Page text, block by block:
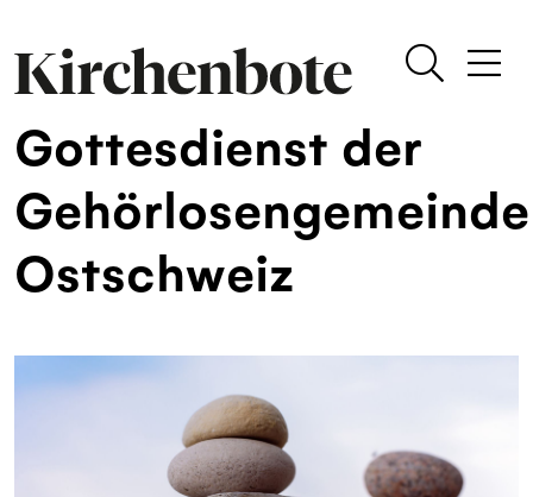
Gottesdienst der
Gehörlosengemeinde
Ostschweiz